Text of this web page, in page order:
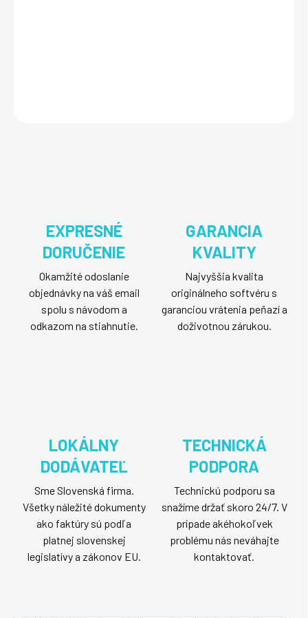
EXPRESNÉ
DORUČENIE
Okamžité odoslanie
objednávky na váš email
spolu s návodom a
odkazom na stiahnutie.
GARANCIA
KVALITY
Najvyššia kvalita
originálneho softvéru s
garanciou vrátenia peňazí a
doživotnou zárukou.
LOKÁLNY
DODÁVATEĽ
Sme Slovenská firma.
Všetky náležité dokumenty
ako faktúry sú podľa
platnej slovenskej
legislatívy a zákonov EU.
TECHNICKÁ
PODPORA
Technickú podporu sa
snažíme držať skoro 24/7. V
prípade akéhokoľvek
problému nás neváhajte
kontaktovať.